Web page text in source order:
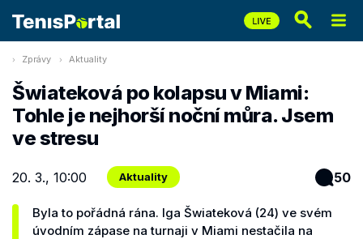
Zprávy Aktuality
Šwiateková po kolapsu v Miami:
Tohle je nejhorší noční můra. Jsem
ve stresu
20. 3., 10:00 Aktuality 50
Byla to pořádná rána. Iga Šwiateková (24) ve svém
úvodním zápase na turnaji v Miami nestačila na